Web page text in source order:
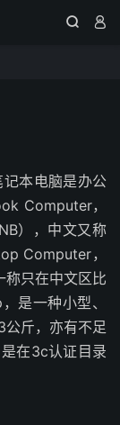
 
记本电脑是办公
Computer，
），中文又称
Computer，
只在中文区比
是一种小型、
斤，亦有不足
在3c认证目录